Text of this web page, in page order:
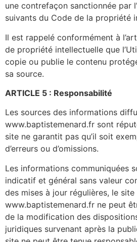
une contrefaçon sanctionnée par
suivants du Code de la propriété
Il est rappelé conformément à
de propriété intellectuelle que
copie ou publie le contenu
sa source.
ARTICLE 5 : Responsabilité
Les sources des informations
www.baptistemenard.fr sont
site ne garantit pas qu’il soit
d’erreurs ou d’omissions.
Les informations communiquées
indicatif et général sans valeur
des mises à jour régulières, le site
www.baptistemenard.fr ne peut
de la modification des
juridiques survenant après la